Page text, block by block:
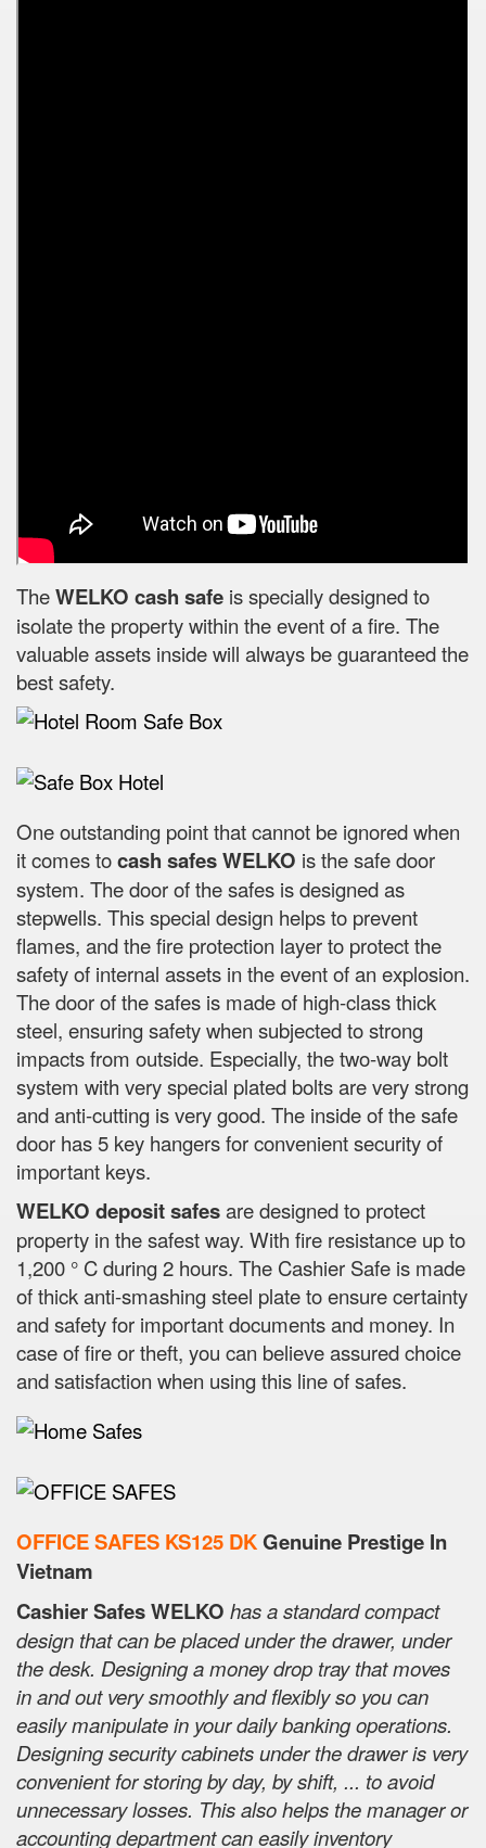
TheWELKO cash safe is specially designed to
isolate the property within the event of a fire. The
valuable assets inside will always be guaranteed the
best safety.
One outstanding point that cannot be ignored when
it comes tocash safesWELKO is the safe door
system. The door of the safes is designed as
stepwells. This special design helps to prevent
flames, and the fire protection layer to protect the
safety of internal assets in the event of an explosion.
The door of the safes is made of high-class thick
steel, ensuring safety when subjected to strong
impacts from outside. Especially, the two-way bolt
system with very special plated bolts are very strong
and anti-cutting is very good. The inside of the safe
door has 5 key hangers for convenient security of
important keys.
WELKO deposit safesare designed to protect
property in the safest way. With fire resistance up to
1,200 ° C during 2 hours. The Cashier Safe is made
of thick anti-smashing steel plate to ensure certainty
and safety for important documents and money. In
case of fire or theft, you can believe assured choice
and satisfaction when using this line of safes.
OFFICE SAFES KS125 DKGenuine Prestige In
Vietnam
Cashier Safes WELKO has a standard compact
design that can be placed under the drawer, under
the desk. Designing a money drop tray that moves
in and out very smoothly and flexibly so you can
easily manipulate in your daily banking operations.
Designing security cabinets under the drawer is very
convenient for storing by day, by shift, ... to avoid
unnecessary losses. This also helps the manager or
accounting department can easily inventory